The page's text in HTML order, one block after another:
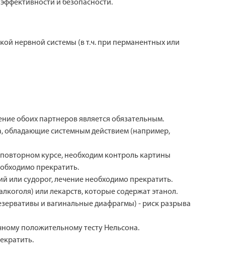
и безопасности.
нервной системы (в т.ч. при перманентных или
обоих партнеров является обязательным.
обладающие системным действием (например,
курсе, необходим контроль картины
прекратить.
или судорог, лечение необходимо прекратить.
или лекарств, которые содержат этанол.
и вагинальные диафрагмы) - риск разрыва
положительному тесту Нельсона.